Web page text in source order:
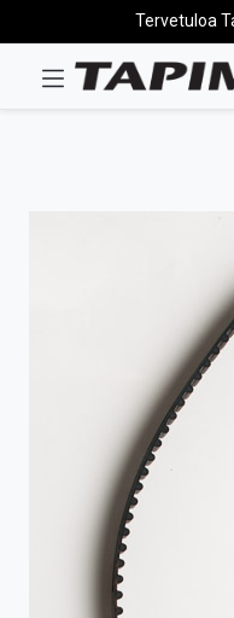
Tervetuloa